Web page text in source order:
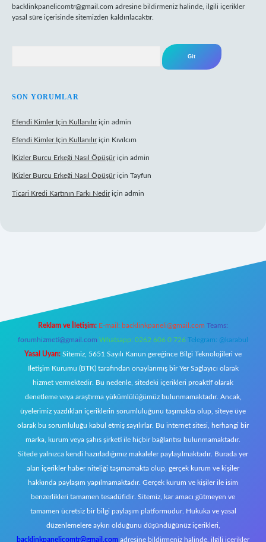
backlinkpanelicomtr@gmail.com adresine bildirmeniz halinde, ilgili içerikler
yasal süre içerisinde sitemizden kaldırılacaktır.
SON YORUMLAR
Efendi Kimler Için Kullanılıriçin admin
Efendi Kimler Için Kullanılıriçin Kıvılcım
İKizler Burcu Erkeği Nasıl Öpüşüriçin admin
İKizler Burcu Erkeği Nasıl Öpüşüriçin Tayfun
Ticari Kredi Kartının Farkı Nediriçin admin
Reklam ve İletişim: E-mail: backlinkpaneli@gmail.com Teams:
forumhizmeti@gmail.com Whatsapp: 0262 606 0 726 Telegram: @karabul
Yasal Uyarı: Sitemiz, 5651 Sayılı Kanun gereğince Bilgi Teknolojileri ve
İletişim Kurumu (BTK) tarafından onaylanmış bir Yer Sağlayıcı olarak
hizmet vermektedir. Bu nedenle, sitedeki içerikleri proaktif olarak
denetleme veya araştırma yükümlülüğümüz bulunmamaktadır. Ancak,
üyelerimiz yazdıkları içeriklerin sorumluluğunu taşımakta olup, siteye üye
olarak bu sorumluluğu kabul etmiş sayılırlar. Bu internet sitesi, herhangi bir
marka, kurum veya şahıs şirketi ile hiçbir bağlantısı bulunmamaktadır.
Sitede yalnızca kendi hazırladığımız makaleler paylaşılmaktadır. Burada yer
alan içerikler haber niteliği taşımamakta olup, gerçek kurum ve kişiler
hakkında paylaşım yapılmamaktadır. Gerçek kurum ve kişiler ile isim
benzerlikleri tamamen tesadüfidir. Sitemiz, kar amacı gütmeyen ve
tamamen ücretsiz bir bilgi paylaşım platformudur. Hukuka ve yasal
düzenlemelere aykırı olduğunu düşündüğünüz içerikleri,
backlinkpanelicomtr@gmail.com adresine bildirmeniz halinde, ilgili içerikler